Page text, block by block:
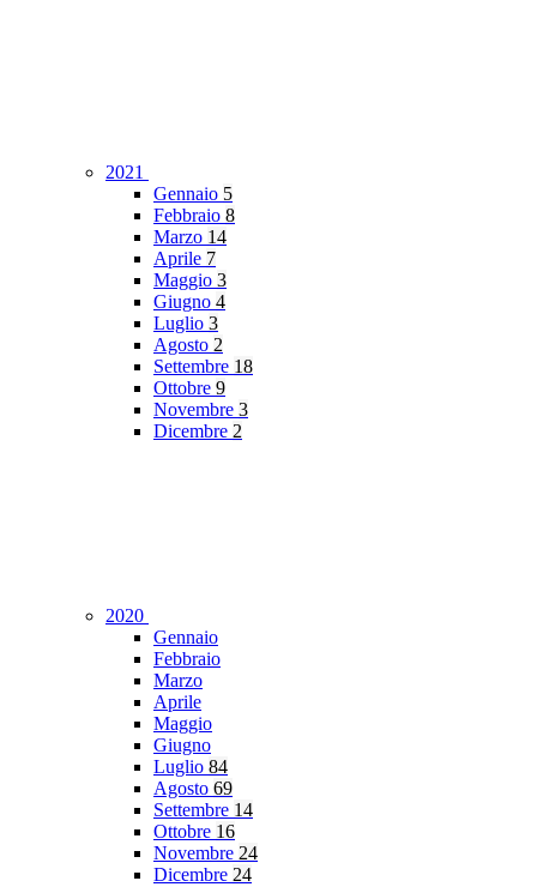
2021
Gennaio 5
Febbraio 8
Marzo 14
Aprile 7
Maggio 3
Giugno 4
Luglio 3
Agosto 2
Settembre 18
Ottobre 9
Novembre 3
Dicembre 2
2020
Gennaio
Febbraio
Marzo
Aprile
Maggio
Giugno
Luglio 84
Agosto 69
Settembre 14
Ottobre 16
Novembre 24
Dicembre 24